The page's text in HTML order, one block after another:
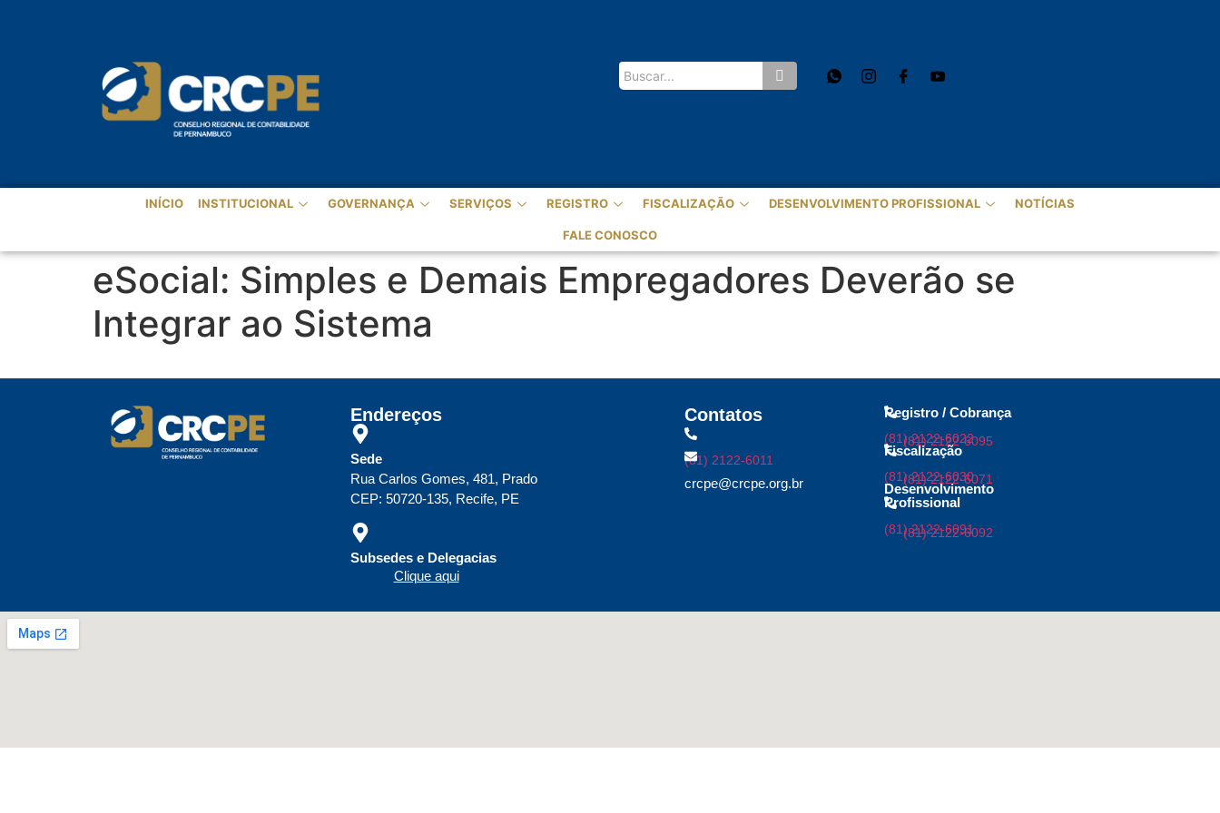
INÍCIO INSTITUCIONAL GOVERNANÇA SERVIÇOS REGISTRO FISCALIZAÇÃO DESENVOLVIMENTO PROFISSIONAL NOTÍCIAS
FALE CONOSCO
eSocial: Simples e Demais Empregadores Deverão se
Integrar ao Sistema
Endereços
Sede
Rua Carlos Gomes, 481, Prado
CEP: 50720-135, Recife, PE
Subsedes e Delegacias
Clique aqui
Contatos
(81) 2122-6011
crcpe@crcpe.org.br
Registro / Cobrança
(81) 2122-6022
(81) 2122-6095
Fiscalização
(81) 2122-6030
(81) 2122-6071
Desenvolvimento
Profissional
(81) 2122-6091
(81) 2122-6092